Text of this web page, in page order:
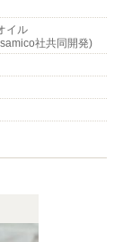
イル
社共同開発)